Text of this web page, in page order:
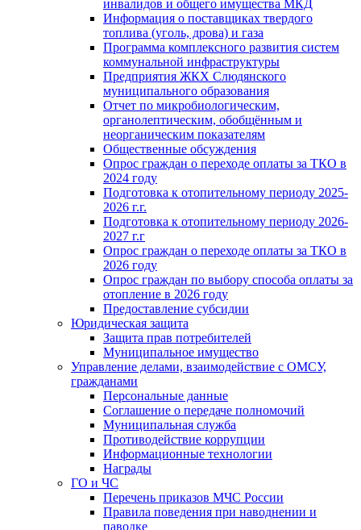
инвалидов и общего имущества МКД
Информация о поставщиках твердого
топлива (уголь, дрова) и газа
Программа комплексного развития систем
коммунальной инфраструктуры
Предприятия ЖКХ Слюдянского
муниципального образования
Отчет по микробиологическим,
органолептическим, обобщённым и
неорганическим показателям
Общественные обсуждения
Опрос граждан о переходе оплаты за ТКО в
2024 году
Подготовка к отопительному периоду 2025-
2026 г.г.
Подготовка к отопительному периоду 2026-
2027 г.г
Опрос граждан о переходе оплаты за ТКО в
2026 году
Опрос граждан по выбору способа оплаты за
отопление в 2026 году
Предоставление субсидии
Юридическая защита
Защита прав потребителей
Муниципальное имущество
Управление делами, взаимодействие с ОМСУ,
гражданами
Персональные данные
Соглашение о передаче полномочий
Муниципальная служба
Противодействие коррупции
Информационные технологии
Награды
ГО и ЧС
Перечень приказов МЧС России
Правила поведения при наводнении и
паводке